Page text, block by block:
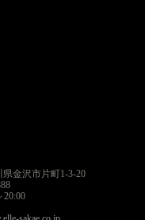
金沢市片町1-3-20